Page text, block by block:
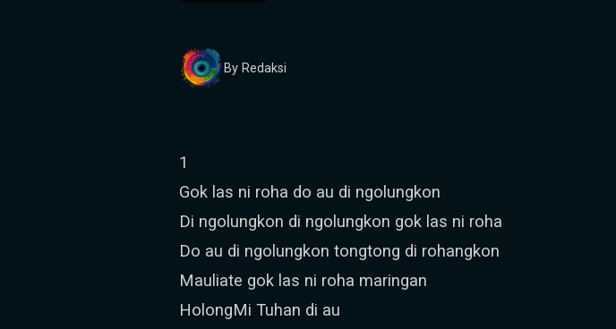
By Redaksi
1
Gok las ni roha do au di ngolungkon
Di ngolungkon di ngolungkon gok las ni roha
Do au di ngolungkon tongtong di rohangkon
Mauliate gok las ni roha maringan
HolongMi Tuhan di au